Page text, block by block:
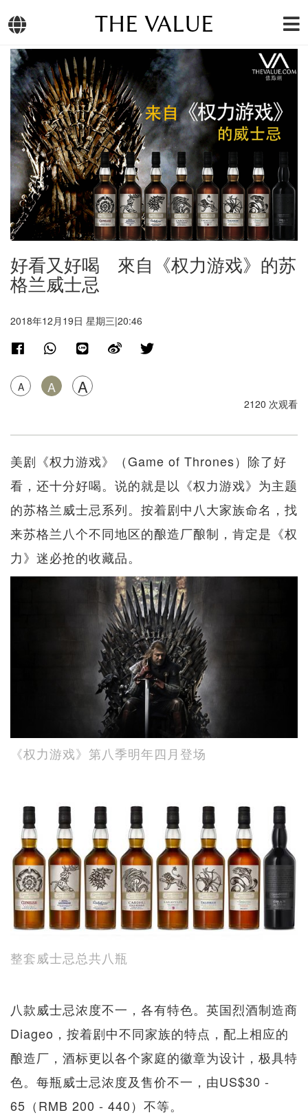
THE VALUE
好看又好喝 來自《权力游戏》的苏
格兰威士忌
2018年12月19日 星期三|20:46
A A A
2120 次观看
美剧《权力游戏》（Game of Thrones）除了好
看，还十分好喝。说的就是以《权力游戏》为主题
的苏格兰威士忌系列。按着剧中八大家族命名，找
来苏格兰八个不同地区的酿造厂酿制，肯定是《权
力》迷必抢的收藏品。
《权力游戏》第八季明年四月登场
整套威士忌总共八瓶
八款威士忌浓度不一，各有特色。英国烈酒制造商
Diageo，按着剧中不同家族的特点，配上相应的
酿造厂，酒标更以各个家庭的徽章为设计，极具特
色。每瓶威士忌浓度及售价不一，由US$30 -
65（RMB 200 - 440）不等。